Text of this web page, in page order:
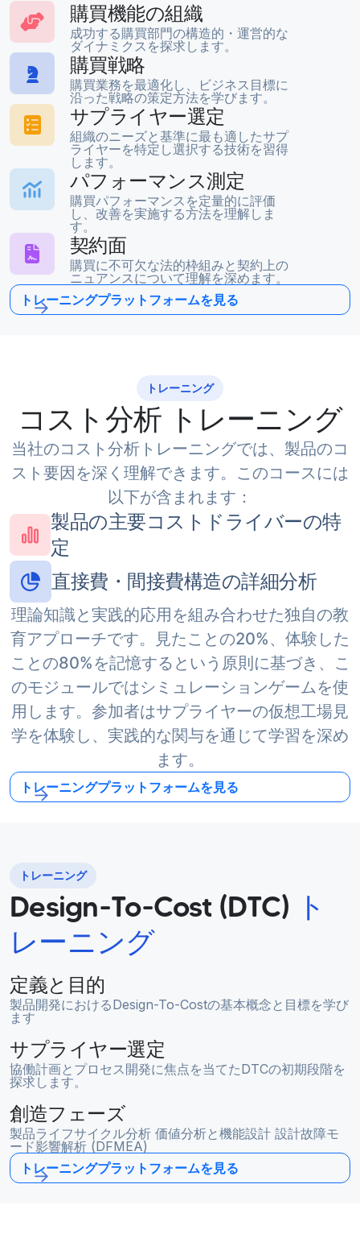
購買機能の組織
成功する購買部門の構造的・運営的な
ダイナミクスを探求します。
購買戦略
購買業務を最適化し、ビジネス目標に
沿った戦略の策定方法を学びます。
サプライヤー選定
組織のニーズと基準に最も適したサプ
ライヤーを特定し選択する技術を習得
します。
パフォーマンス測定
購買パフォーマンスを定量的に評価
し、改善を実施する方法を理解しま
す。
契約面
購買に不可欠な法的枠組みと契約上の
ニュアンスについて理解を深めます。
トレーニングプラットフォームを見る
トレーニング
コスト分析 トレーニング
当社のコスト分析トレーニングでは、製品のコ
スト要因を深く理解できます。このコースには
以下が含まれます：
製品の主要コストドライバーの特
定
直接費・間接費構造の詳細分析
理論知識と実践的応用を組み合わせた独自の教
育アプローチです。見たことの20%、体験した
ことの80%を記憶するという原則に基づき、こ
のモジュールではシミュレーションゲームを使
用します。参加者はサプライヤーの仮想工場見
学を体験し、実践的な関与を通じて学習を深め
ます。
トレーニングプラットフォームを見る
トレーニング
Design-To-Cost (DTC) ト
レーニング
定義と目的
製品開発におけるDesign-To-Costの基本概念と目標を学び
ます
サプライヤー選定
協働計画とプロセス開発に焦点を当てたDTCの初期段階を
探求します。
創造フェーズ
製品ライフサイクル分析 価値分析と機能設計 設計故障モ
ード影響解析 (DFMEA)
トレーニングプラットフォームを見る